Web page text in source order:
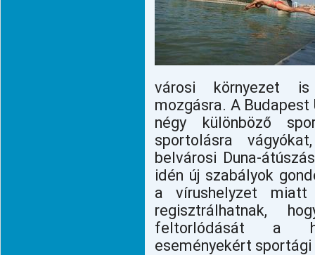
városi környezet
mozgásra. A Budapest
négy különböző
sportolásra
belvárosi Duna-
idén új szabályok
a vírushelyzet
regisztrálhatnak,
feltorlódását a
eseményekért